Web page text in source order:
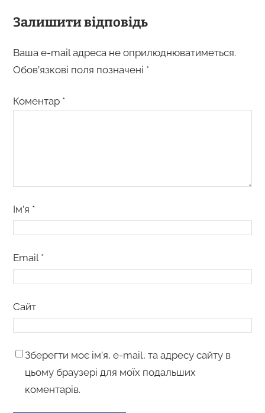
Залишити відповідь
Ваша e-mail адреса не оприлюднюватиметься.
Обов’язкові поля позначені *
Коментар *
Ім’я *
Email *
Сайт
Зберегти моє ім’я, e-mail, та адресу сайту в
цьому браузері для моїх подальших
коментарів.